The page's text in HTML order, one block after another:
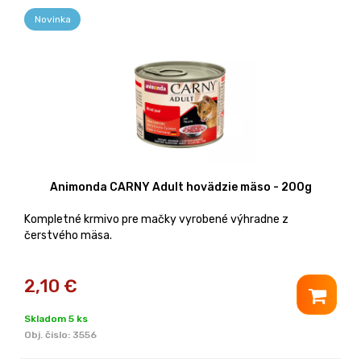
Novinka
Animonda CARNY Adult hovädzie mäso - 200g
Kompletné krmivo pre mačky vyrobené výhradne z
čerstvého mäsa.
2,10 €
Skladom 5 ks
Obj. čislo: 3556